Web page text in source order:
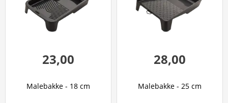
23,00
Malebakke - 18 cm
28,00
Malebakke - 25 cm